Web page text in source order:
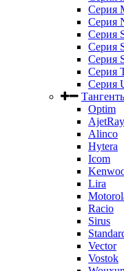
Серия
Серия
Серия
Серия
Серия
Серия
Серия
Optim
Alinco
Hytera
Icom
Lira
Racio
Sirus
Vector
Vostok